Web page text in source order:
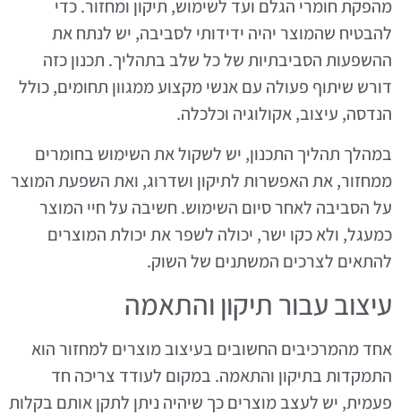
מהפקת חומרי הגלם ועד לשימוש, תיקון ומחזור. כדי
להבטיח שהמוצר יהיה ידידותי לסביבה, יש לנתח את
ההשפעות הסביבתיות של כל שלב בתהליך. תכנון כזה
דורש שיתוף פעולה עם אנשי מקצוע ממגוון תחומים, כולל
הנדסה, עיצוב, אקולוגיה וכלכלה.
במהלך תהליך התכנון, יש לשקול את השימוש בחומרים
ממחזור, את האפשרות לתיקון ושדרוג, ואת השפעת המוצר
על הסביבה לאחר סיום השימוש. חשיבה על חיי המוצר
כמעגל, ולא כקו ישר, יכולה לשפר את יכולת המוצרים
להתאים לצרכים המשתנים של השוק.
עיצוב עבור תיקון והתאמה
אחד מהמרכיבים החשובים בעיצוב מוצרים למחזור הוא
התמקדות בתיקון והתאמה. במקום לעודד צריכה חד
פעמית, יש לעצב מוצרים כך שיהיה ניתן לתקן אותם בקלות